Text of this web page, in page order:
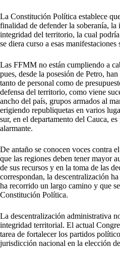
La Constitución Política establece
finalidad de defender la soberanía, la
integridad del territorio, la cual
se diera curso a esas manifestaciones
Las FFMM no están cumpliendo a
pues, desde la posesión de Petro,
tanto de personal como de
defensa del territorio, como viene
ancho del país, grupos armados al
erigiendo republiquetas en varios
sur, en el departamento del Cauca,
alarmante.
De antaño se conocen voces contra
que las regiones deben tener mayor
de sus recursos y en la toma de las
correspondan, la descentralización
ha recorrido un largo camino y que
Constitución Política.
La descentralización administrativa
integridad territorial. El actual
tarea de fortalecer los partidos
jurisdicción nacional en la elección